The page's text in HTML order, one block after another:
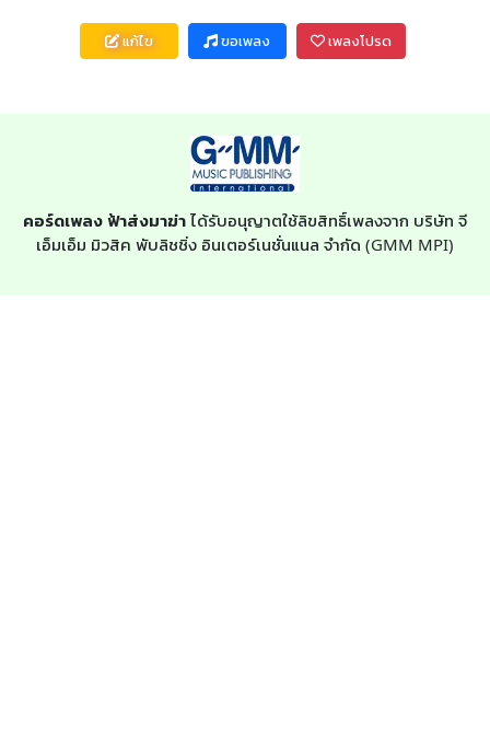
แก้ไข ขอเพลง เพลงโปรด
คอร์ดเพลง ฟ้าส่งมาฆ่า ได้รับอนุญาตใช้ลิขสิทธิ์เพลงจาก บริษัท จี
เอ็มเอ็ม มิวสิค พับลิชชิ่ง อินเตอร์เนชั่นแนล จำกัด (GMM MPI)